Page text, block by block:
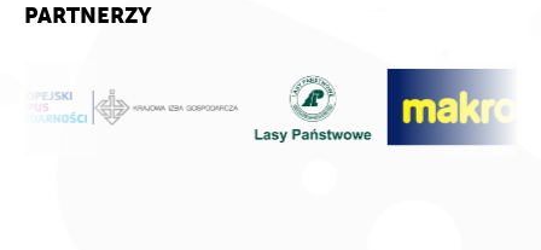
PARTNERZY